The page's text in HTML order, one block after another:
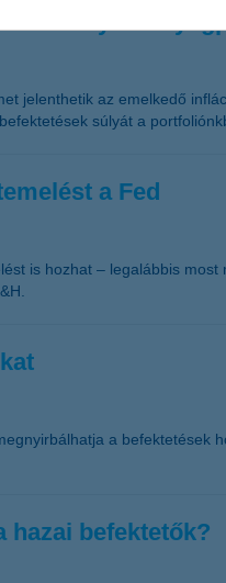
a
jelenthetik az emelkedő
súlyát a
a Fed
is hozhat – legalábbis
a
hazai befektetők?